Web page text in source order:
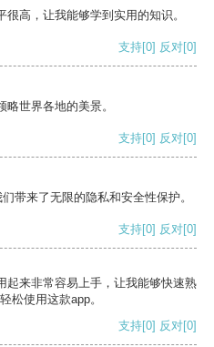
高，让我能够学到实用的知识。
支持[0] 反对[0]
世界各地的美景。
支持[0] 反对[0]
带来了无限的隐私和安全性保护。
支持[0] 反对[0]
起来非常容易上手，让我能够快速熟
松使用这款app。
支持[0] 反对[0]